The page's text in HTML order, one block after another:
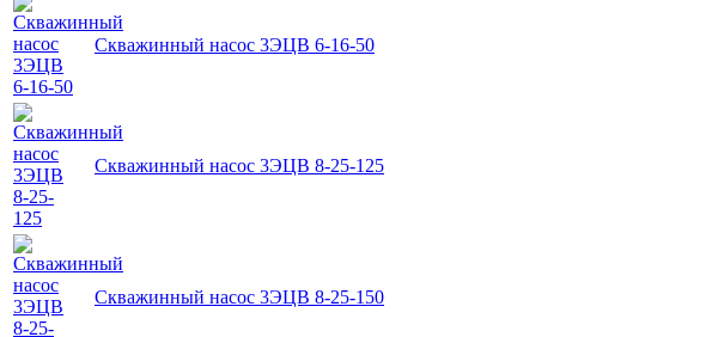
Скважинный насос 3ЭЦВ 6-16-50
Скважинный насос 3ЭЦВ 8-25-125
Скважинный насос 3ЭЦВ 8-25-150